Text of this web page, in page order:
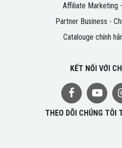
Affiliate Marketing
Partner Business -
Catalouge chính
KẾT NỐI VỚI
THEO DÕI CHÚNG TÔI